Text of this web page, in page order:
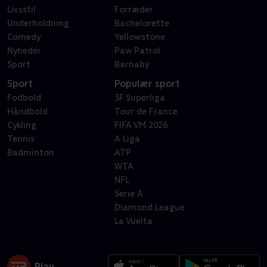
Livsstil
Underholdning
Comedy
Nyheder
Sport
Forræder
Bachelorette
Yellowstone
Paw Patrol
Barnaby
Sport
Fodbold
Håndbold
Cykling
Tennis
Badminton
Populær sport
3F Superliga
Tour de France
FIFA VM 2026
A Liga
ATP
WTA
NFL
Serie A
Diamond League
La Vuelta